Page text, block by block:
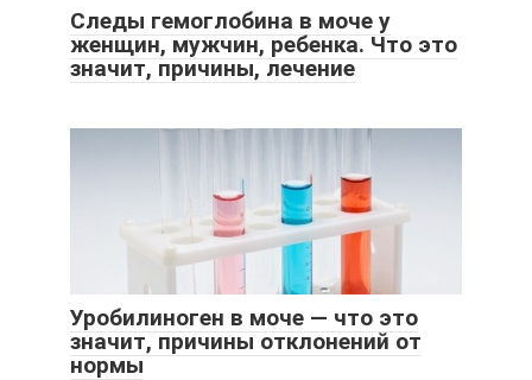
Следы гемоглобина в моче у
женщин, мужчин, ребенка. Что это
значит, причины, лечение
Уробилиноген в моче — что это
значит, причины отклонений от
нормы